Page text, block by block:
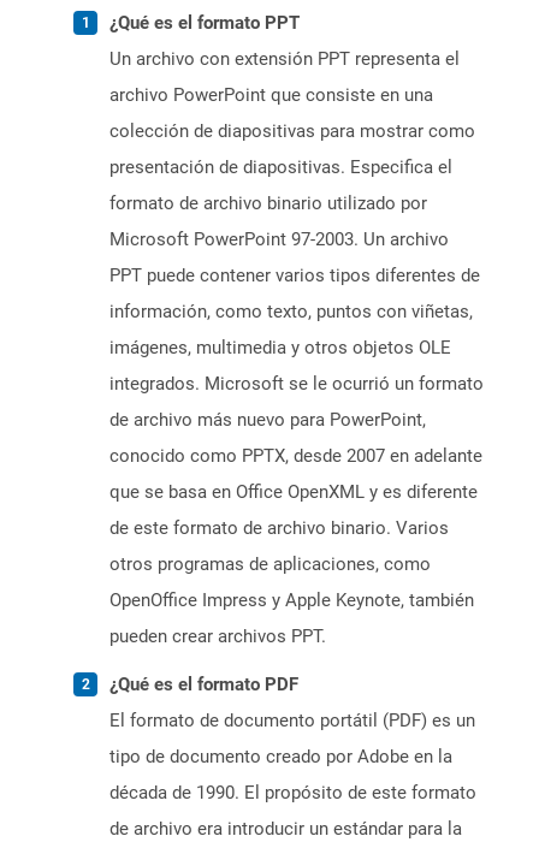
¿Qué es el formato PPT
Un archivo con extensión PPT representa el
archivo PowerPoint que consiste en una
colección de diapositivas para mostrar como
presentación de diapositivas. Especifica el
formato de archivo binario utilizado por
Microsoft PowerPoint 97-2003. Un archivo
PPT puede contener varios tipos diferentes de
información, como texto, puntos con viñetas,
imágenes, multimedia y otros objetos OLE
integrados. Microsoft se le ocurrió un formato
de archivo más nuevo para PowerPoint,
conocido como PPTX, desde 2007 en adelante
que se basa en Office OpenXML y es diferente
de este formato de archivo binario. Varios
otros programas de aplicaciones, como
OpenOffice Impress y Apple Keynote, también
pueden crear archivos PPT.
¿Qué es el formato PDF
El formato de documento portátil (PDF) es un
tipo de documento creado por Adobe en la
década de 1990. El propósito de este formato
de archivo era introducir un estándar para la